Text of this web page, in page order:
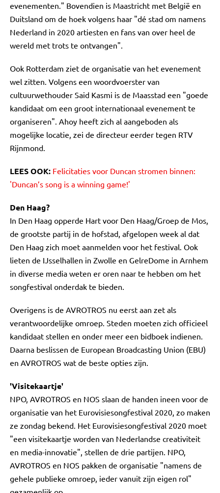
evenementen." Bovendien is Maastricht met België en
Duitsland om de hoek volgens haar "dé stad om namens
Nederland in 2020 artiesten en fans van over heel de
wereld met trots te ontvangen".
Ook Rotterdam ziet de organisatie van het evenement
wel zitten. Volgens een woordvoerster van
cultuurwethouder Said Kasmi is de Maasstad een "goede
kandidaat om een groot internationaal evenement te
organiseren". Ahoy heeft zich al aangeboden als
mogelijke locatie, zei de directeur eerder tegen RTV
Rijnmond.
LEES OOK: Felicitaties voor Duncan stromen binnen:
'Duncan’s song is a winning game!'
Den Haag?
In Den Haag opperde Hart voor Den Haag/Groep de Mos,
de grootste partij in de hofstad, afgelopen week al dat
Den Haag zich moet aanmelden voor het festival. Ook
lieten de IJsselhallen in Zwolle en GelreDome in Arnhem
in diverse media weten er oren naar te hebben om het
songfestival onderdak te bieden.
Overigens is de AVROTROS nu eerst aan zet als
verantwoordelijke omroep. Steden moeten zich officieel
kandidaat stellen en onder meer een bidboek indienen.
Daarna beslissen de European Broadcasting Union (EBU)
en AVROTROS wat de beste opties zijn.
'Visitekaartje'
NPO, AVROTROS en NOS slaan de handen ineen voor de
organisatie van het Eurovisiesongfestival 2020, zo maken
ze zondag bekend. Het Eurovisiesongfestival 2020 moet
"een visitekaartje worden van Nederlandse creativiteit
en media-innovatie", stellen de drie partijen. NPO,
AVROTROS en NOS pakken de organisatie "namens de
gehele publieke omroep, ieder vanuit zijn eigen rol"